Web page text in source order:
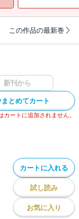
この作品の最新巻
新刊から
まとめてカート
ートに追加されません。
カートに入れる
試し読み
お気に入り